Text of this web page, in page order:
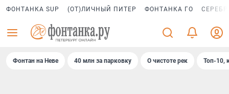
ФОНТАНКА SUP (ОТ)ЛИЧНЫЙ ПИТЕР ФОНТАНКА ГО
Фонтан на Неве 40 млн за парковку О чистоте рек Топ-10,